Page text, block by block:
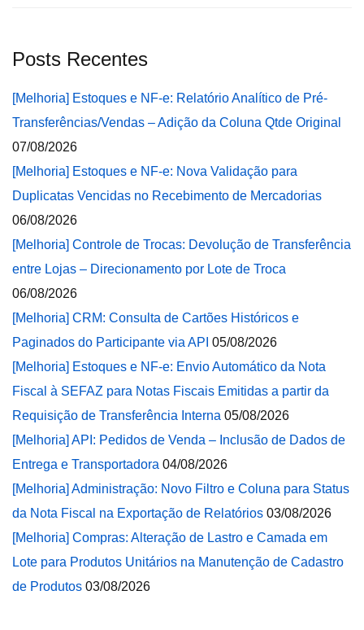
Posts Recentes
[Melhoria] Estoques e NF-e: Relatório Analítico de Pré-
Transferências/Vendas – Adição da Coluna Qtde Original
07/08/2026
[Melhoria] Estoques e NF-e: Nova Validação para
Duplicatas Vencidas no Recebimento de Mercadorias
06/08/2026
[Melhoria] Controle de Trocas: Devolução de Transferência
entre Lojas – Direcionamento por Lote de Troca
06/08/2026
[Melhoria] CRM: Consulta de Cartões Históricos e
Paginados do Participante via API 05/08/2026
[Melhoria] Estoques e NF-e: Envio Automático da Nota
Fiscal à SEFAZ para Notas Fiscais Emitidas a partir da
Requisição de Transferência Interna 05/08/2026
[Melhoria] API: Pedidos de Venda – Inclusão de Dados de
Entrega e Transportadora 04/08/2026
[Melhoria] Administração: Novo Filtro e Coluna para Status
da Nota Fiscal na Exportação de Relatórios 03/08/2026
[Melhoria] Compras: Alteração de Lastro e Camada em
Lote para Produtos Unitários na Manutenção de Cadastro
de Produtos 03/08/2026